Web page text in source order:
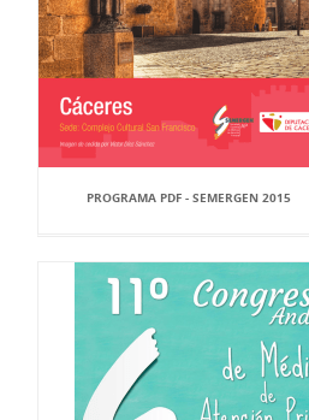
PROGRAMA PDF - SEMERGEN 2015